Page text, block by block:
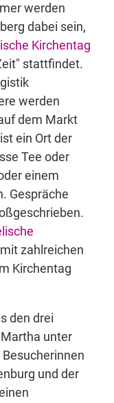
werden
dabei sein,
Kirchentag
stattfindet.
werden
dem Markt
ein Ort der
Tee oder
einem
Gespräche
zahlreichen
Kirchentag
den drei
unter
Besucherinnen
und der